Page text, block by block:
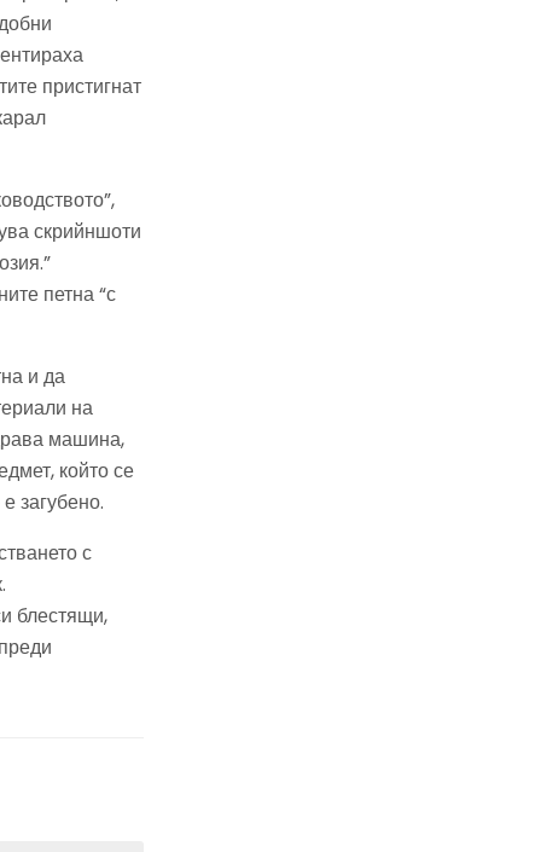
пристигнат
скрийншоти
петна “с
и да
на
машина,
който се
загубено.
с
блестящи,